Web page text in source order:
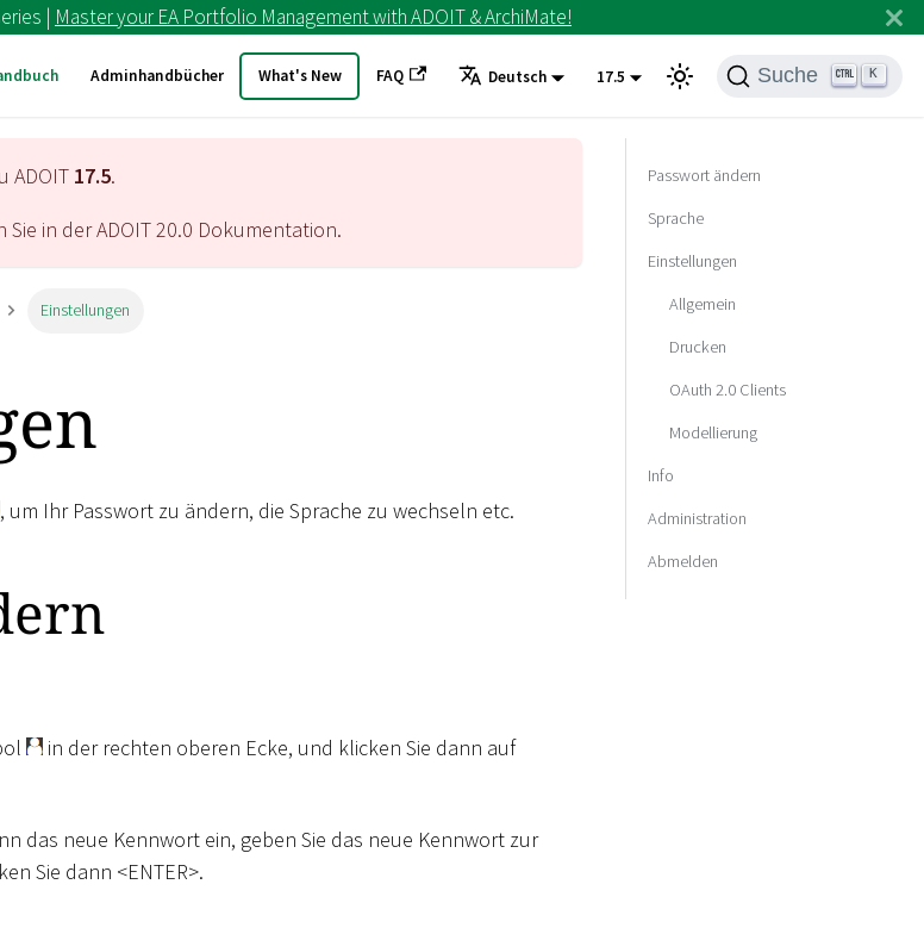
| Master your EA Portfolio Management with ADOIT & ArchiMate!
Adminhandbücher What's New FAQ Deutsch 17.5 Suche K
ADOIT 17.5.
Sie in der ADOIT20.0 Dokumentation.
Einstellungen
, um Ihr Passwort zu ändern, die Sprache zu wechseln etc.
in der rechten oberen Ecke, und klicken Sie dann auf
das neue Kennwort ein, geben Sie das neue Kennwort zur
Sie dann <ENTER>.
Passwort ändern
Sprache
Einstellungen
Allgemein
Drucken
OAuth 2.0 Clients
Modellierung
Info
Administration
Abmelden